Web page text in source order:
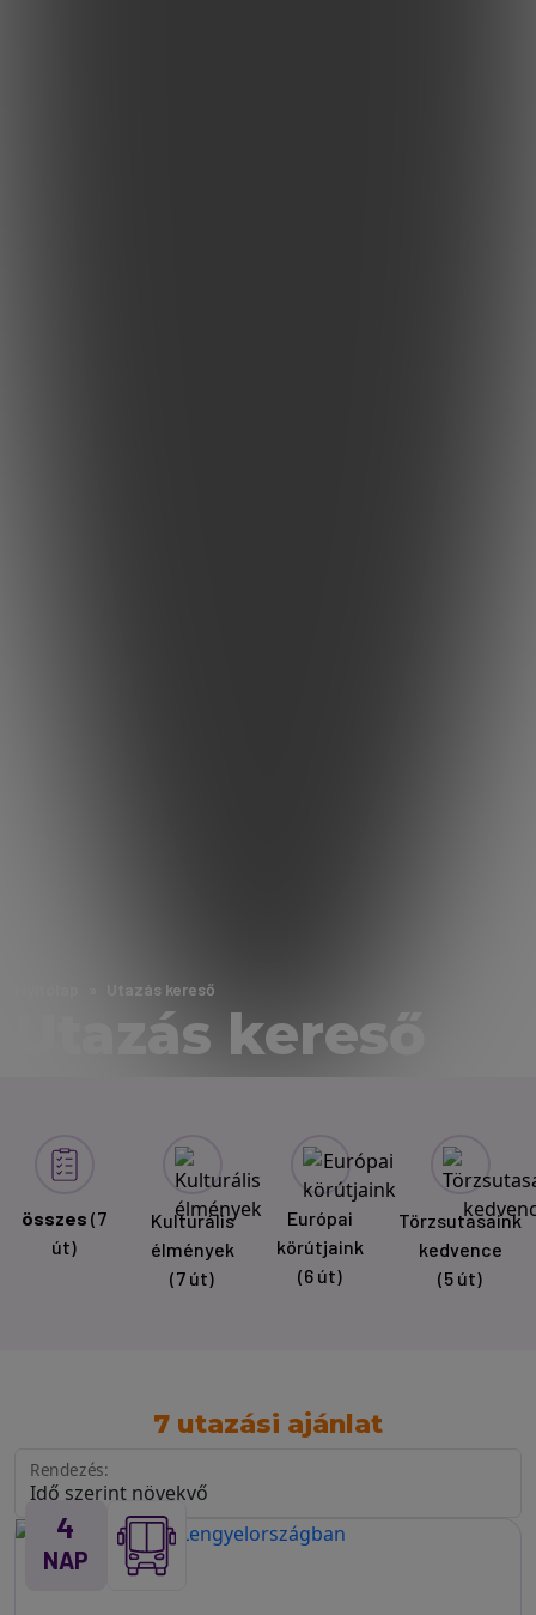
Utazás kereső
Utazás kereső
összes (7
út)
Kulturális
élmények
(7 út)
Európai
körútjaink
(6 út)
Törzsutasaink
kedvence
(5 út)
7 utazási ajánlat
Rendezés:
4
NAP